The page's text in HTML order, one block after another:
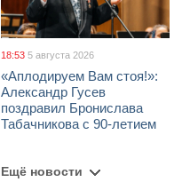
18:53 5 августа 2026
«Аплодируем Вам стоя!»:
Александр Гусев
поздравил Бронислава
Табачникова с 90-летием
Ещё новости